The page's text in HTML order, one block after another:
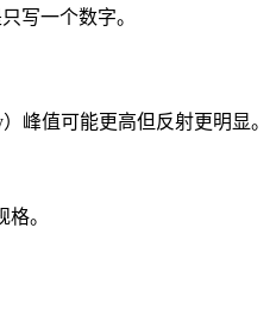
写一个数字。
峰值可能更高但反射更明显。
。